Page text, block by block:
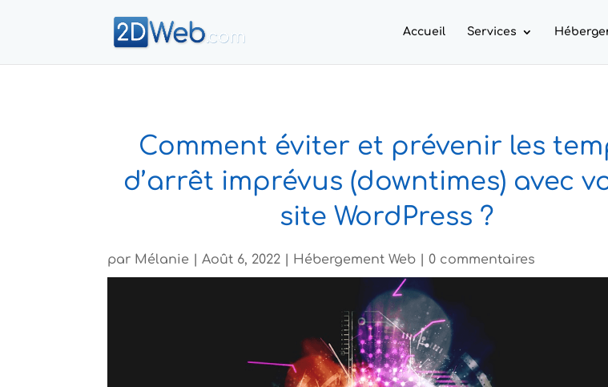
Accueil Services
Comment éviter et prévenir les
d’arrêt imprévus (downtimes) avec
site WordPress ?
par Mélanie |Août 6, 2022 Hébergement Web |0 commentaires